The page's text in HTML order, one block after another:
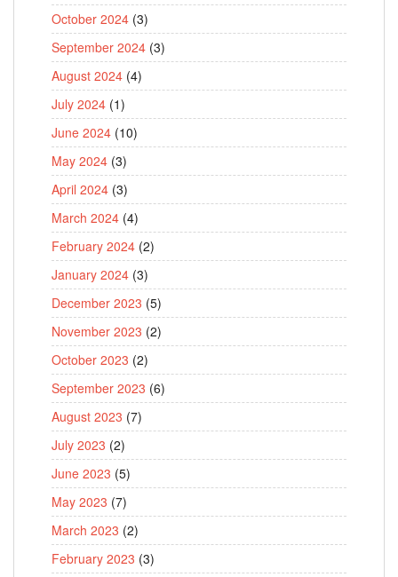
October 2024 (3)
September 2024 (3)
August 2024 (4)
July 2024 (1)
June 2024 (10)
May 2024 (3)
April 2024 (3)
March 2024 (4)
February 2024 (2)
January 2024 (3)
December 2023 (5)
November 2023 (2)
October 2023 (2)
September 2023 (6)
August 2023 (7)
July 2023 (2)
June 2023 (5)
May 2023 (7)
March 2023 (2)
February 2023 (3)